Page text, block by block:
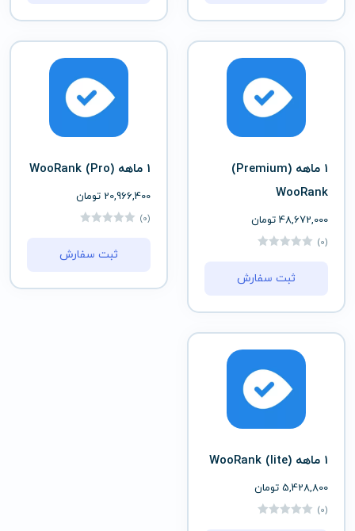
1 ماهه (Premium)
WooRank
48,672,000 تومان
(0)
ثبت سفارش
1 ماهه (Pro) WooRank
20,966,400 تومان
(0)
ثبت سفارش
1 ماهه (lite) WooRank
5,428,800 تومان
(0)